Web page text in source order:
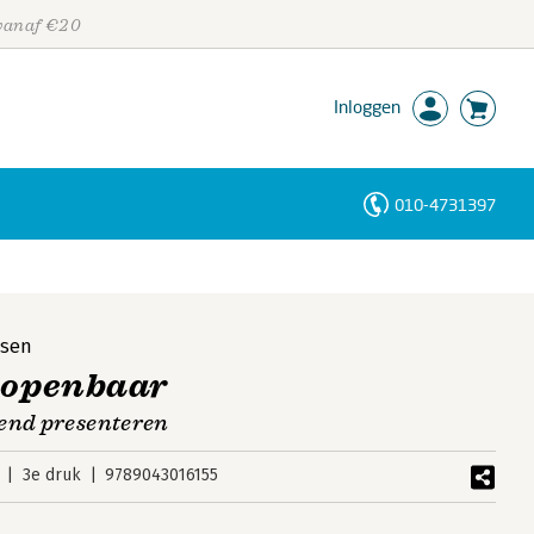
€20
Inloggen
010-4731397
presenteren
3e druk 9789043016155
Personen